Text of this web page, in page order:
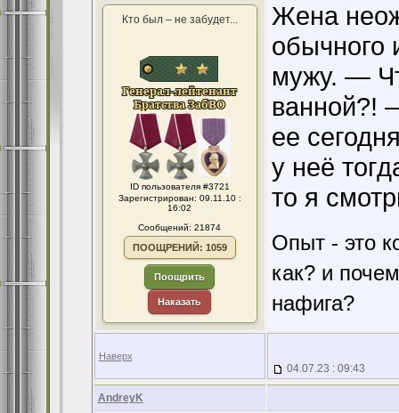
Кто был – не забудет...
ID пользователя #3721
Зарегистрирован: 09.11.10 :
16:02
Сообщений: 21874
ПООЩРЕНИЙ: 1059
Поощрить
Наказать
Жена
обычного
мужу. —
ванной?!
ее
у неё
то я
Опыт - это
как? и
нафига?
Наверх
04.07.23 : 09:43
AndreyK